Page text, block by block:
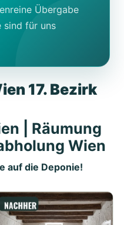
Übergabe
sind für uns
17. Bezirk
| Räumung
Wien
auf die Deponie!